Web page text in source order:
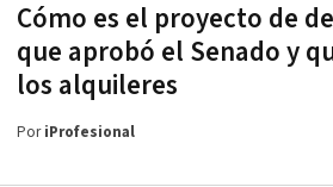
Cómo es el proyecto de
que aprobó el Senado y
los alquileres
PoriProfesional